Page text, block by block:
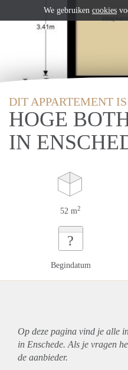
DIT APPARTEMENT
HOGE
IN
52 m2
?
Begindatum
Op deze pagina vind je alle
in Enschede. Als je vragen
de aanbieder.
We gebruiken cookies